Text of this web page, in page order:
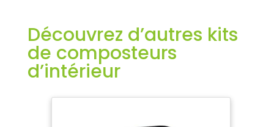
d'évacuer
l'humidité libérée
par les restes de
éviter tout gâchis
Découvrez d’autres kits
de composteurs
d’intérieur